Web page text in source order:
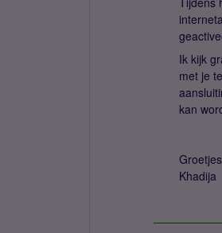
Ik kijk
met je
kan
Khadija